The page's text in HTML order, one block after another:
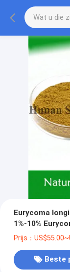
Eurycoma
1%-10%
Prijs：
Beste